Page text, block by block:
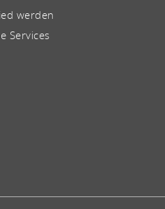
werden
Services